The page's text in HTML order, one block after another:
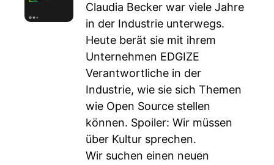
Claudia Becker war viele Jahre
in der Industrie unterwegs.
Heute berät sie mit ihrem
Unternehmen EDGIZE
Verantwortliche in der
Industrie, wie sie sich Themen
wie Open Source stellen
können. Spoiler: Wir müssen
über Kultur sprechen.
Wir suchen einen neuen